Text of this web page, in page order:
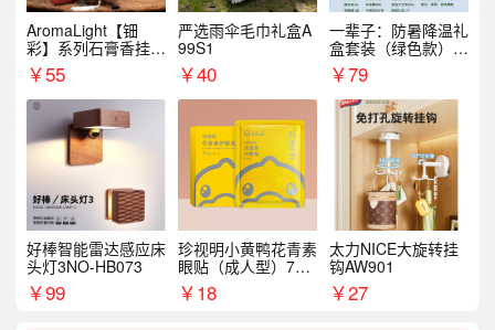
AromaLight【钿
彩】系列石膏香挂
（代发香味随机）
￥55
严选雨伞毛巾礼盒A
99S1
￥40
一辈子：防暑降温礼
盒套装（绿色款）支
持自由搭配
￥79
好棒智能雷达感应床
头灯3NO-HB073
￥99
珍视明小黄鸭花青素
眼贴（成人型）7对/
盒
￥18
太力NICE大旋转挂
钩AW901
￥27